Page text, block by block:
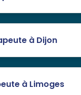
à Dijon
à Limoges